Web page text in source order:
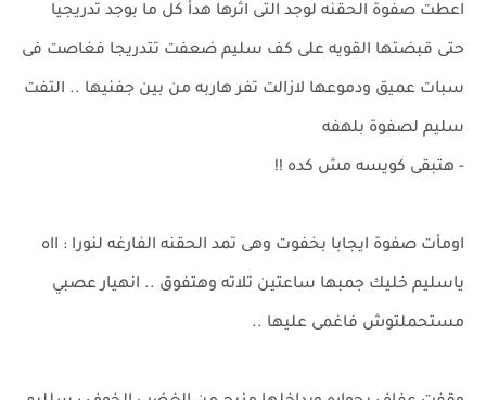
اعطت صفوة الحقنه لوجد التى اثرها هدأ كل ما بوجد تدريجيا
حتى قبضتها القويه على كف سليم ضعفت تتدريجا فغاصت فى
سبات عميق ودموعها لازالت تفر هاربه من بين جفنيها .. التفت
سليم لصفوة بلهفه
- هتبقى كويسه مش كده !!
اومأت صفوة ايجابا بخفوت وهى تمد الحقنه الفارغه لنورا : ااه
ياسليم خليك جمبها ساعتين تلاته وهتفوق .. انهيار عصبي
مستحملتوش فاغمى عليها ..